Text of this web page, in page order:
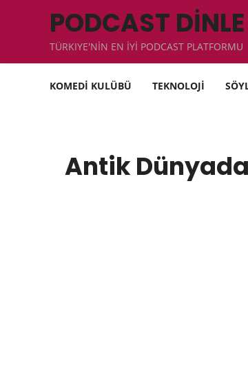
PODCAST DİNLE
TÜRKIYE'NİN EN İYİ PODCAST PLATFORMU
KOMEDİ KULÜBÜ TEKNOLOJİ
Antik